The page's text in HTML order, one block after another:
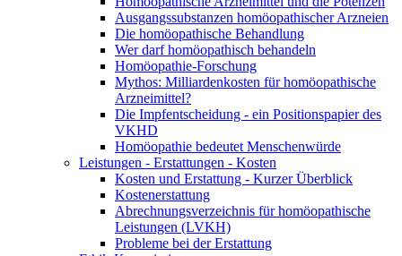
Ausgangssubstanzen homöopathischer Arzneien
Die homöopathische Behandlung
Wer darf homöopathisch behandeln
Homöopathie-Forschung
Mythos: Milliardenkosten für homöopathische
Arzneimittel?
Die Impfentscheidung - ein Positionspapier des
VKHD
Homöopathie bedeutet Menschenwürde
Leistungen - Erstattungen - Kosten
Kosten und Erstattung - Kurzer Überblick
Kostenerstattung
Abrechnungsverzeichnis für homöopathische
Leistungen (LVKH)
Probleme bei der Erstattung